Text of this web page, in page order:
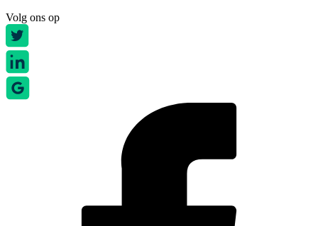
Volg ons op